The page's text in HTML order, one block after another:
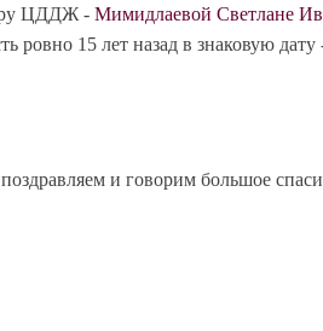
ЦДДЖ -Мимидлаевой Светлане
ровно 15 лет назад в знаковую
и говорим большое